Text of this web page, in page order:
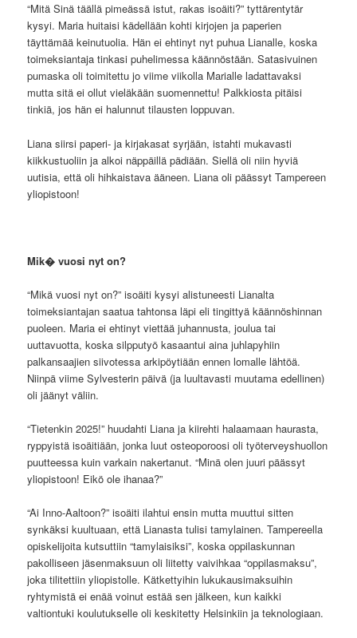
“Mitä Sinä täällä pimeässä istut, rakas isoäiti?” tyttärentytär
kysyi. Maria huitaisi kädellään kohti kirjojen ja paperien
täyttämää keinutuolia. Hän ei ehtinyt nyt puhua Lianalle, koska
toimeksiantaja tinkasi puhelimessa käännöstään. Satasivuinen
pumaska oli toimitettu jo viime viikolla Marialle ladattavaksi
mutta sitä ei ollut vieläkään suomennettu! Palkkiosta pitäisi
tinkiä, jos hän ei halunnut tilausten loppuvan.
Liana siirsi paperi- ja kirjakasat syrjään, istahti mukavasti
kiikkustuoliin ja alkoi näppäillä pädiään. Siellä oli niin hyviä
uutisia, että oli hihkaistava ääneen. Liana oli päässyt Tampereen
yliopistoon!
Mik� vuosi nyt on?
“Mikä vuosi nyt on?” isoäiti kysyi alistuneesti Lianalta
toimeksiantajan saatua tahtonsa läpi eli tingittyä käännöshinnan
puoleen. Maria ei ehtinyt viettää juhannusta, joulua tai
uuttavuotta, koska silpputyö kasaantui aina juhlapyhiin
palkansaajien siivotessa arkipöytiään ennen lomalle lähtöä.
Niinpä viime Sylvesterin päivä (ja luultavasti muutama edellinen)
oli jäänyt väliin.
“Tietenkin 2025!” huudahti Liana ja kiirehti halaamaan haurasta,
ryppyistä isoäitiään, jonka luut osteoporoosi oli työterveyshuollon
puutteessa kuin varkain nakertanut. “Minä olen juuri päässyt
yliopistoon! Eikö ole ihanaa?”
“Ai Inno-Aaltoon?” isoäiti ilahtui ensin mutta muuttui sitten
synkäksi kuultuaan, että Lianasta tulisi tamylainen. Tampereella
opiskelijoita kutsuttiin “tamylaisiksi”, koska oppilaskunnan
pakolliseen jäsenmaksuun oli liitetty vaivihkaa “oppilasmaksu”,
joka tilitettiin yliopistolle. Kätkettyihin lukukausimaksuihin
ryhtymistä ei enää voinut estää sen jälkeen, kun kaikki
valtiontuki koulutukselle oli keskitetty Helsinkiin ja teknologiaan.